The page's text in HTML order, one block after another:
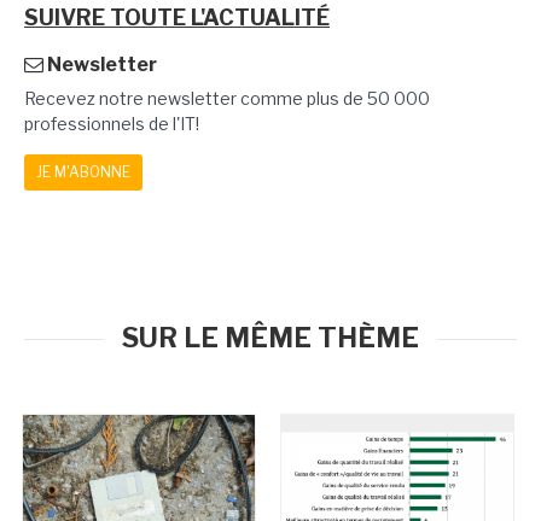
SUIVRE TOUTE L'ACTUALITÉ
Newsletter
Recevez notre newsletter comme plus de 50 000
professionnels de l'IT!
JE M'ABONNE
SUR LE MÊME THÈME